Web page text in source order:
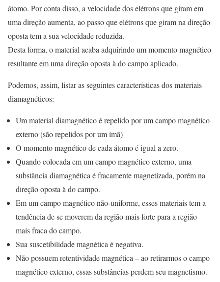
átomo. Por conta disso, a velocidade dos elétrons que giram em
uma direção aumenta, ao passo que elétrons que giram na direção
oposta tem a sua velocidade reduzida.
Desta forma, o material acaba adquirindo um momento magnético
resultante em uma direção oposta à do campo aplicado.
Podemos, assim, listar as seguintes características dos materiais
diamagnéticos:
Um material diamagnético é repelido por um campo magnético
externo (são repelidos por um ímã)
O momento magnético de cada átomo é igual a zero.
Quando colocada em um campo magnético externo, uma
substância diamagnética é fracamente magnetizada, porém na
direção oposta à do campo.
Em um campo magnético não-uniforme, esses materiais tem a
tendência de se moverem da região mais forte para a região
mais fraca do campo.
Sua suscetibilidade magnética é negativa.
Não possuem retentividade magnética – ao retirarmos o campo
magnético externo, essas substâncias perdem seu magnetismo.